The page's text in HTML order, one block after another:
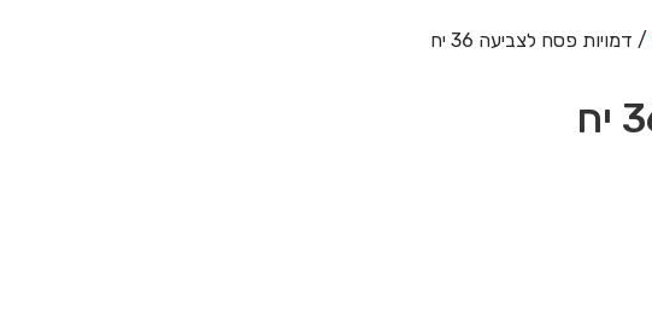
/ דמויות פסח לצביעה 36 יח